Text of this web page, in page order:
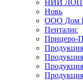
НИИ ЛОП
Новь
ООО Дом
Пенталис
Прицеро-П